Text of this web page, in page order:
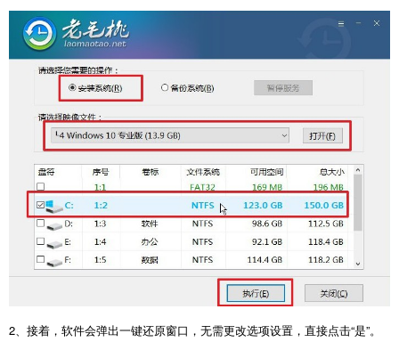
2 、接着，软件会弹出一键还原窗口，无需更改选项设置，直接点击“是”。